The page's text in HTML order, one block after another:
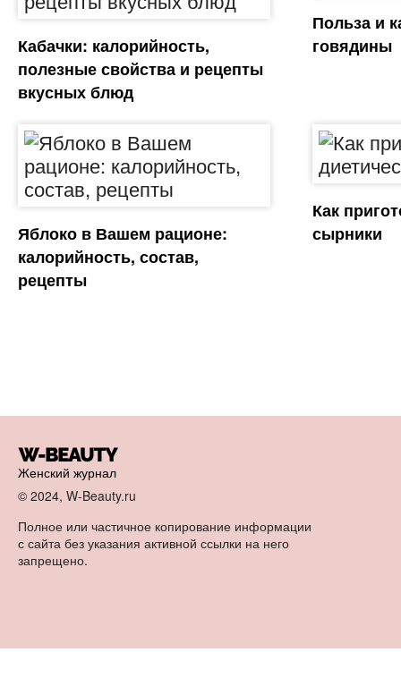
Кабачки: калорийность,
полезные свойства и рецепты
вкусных блюд
Польза и
говядины
Яблоко в Вашем рационе:
калорийность, состав,
рецепты
Как
сырники
Женский журнал
© 2024, W-Beauty.ru
Полное или частичное копирование информации
с сайта без указания активной ссылки на него
запрещено.